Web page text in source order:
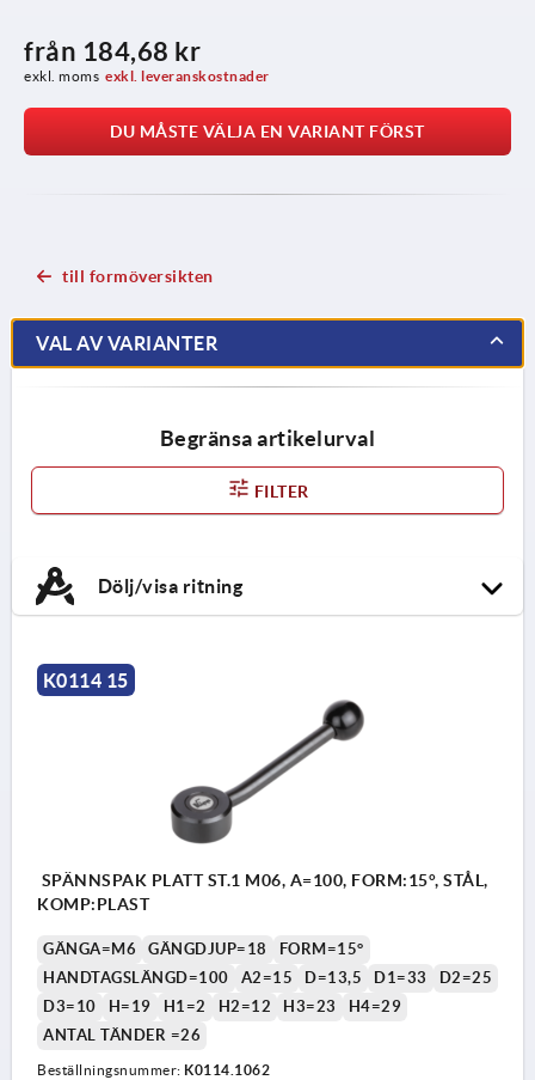
från 184,68 kr
exkl. moms exkl. leveranskostnader
DU MÅSTE VÄLJA EN VARIANT FÖRST
till formöversikten
VAL AV VARIANTER
Begränsa artikelurval
FILTER
Dölj/visa ritning
K0114 15
SPÄNNSPAK PLATT ST.1 M06, A=100, FORM:15°, STÅL,
KOMP:PLAST
GÄNGA=M6 GÄNGDJUP=18
FORM=15°
HANDTAGSLÄNGD=100
A2=15 D=13,5 D1=33
D2=25
D3=10
H=19 H1=2 H2=12 H3=23
H4=29
ANTAL TÄNDER =26
Beställningsnummer: K0114.1062